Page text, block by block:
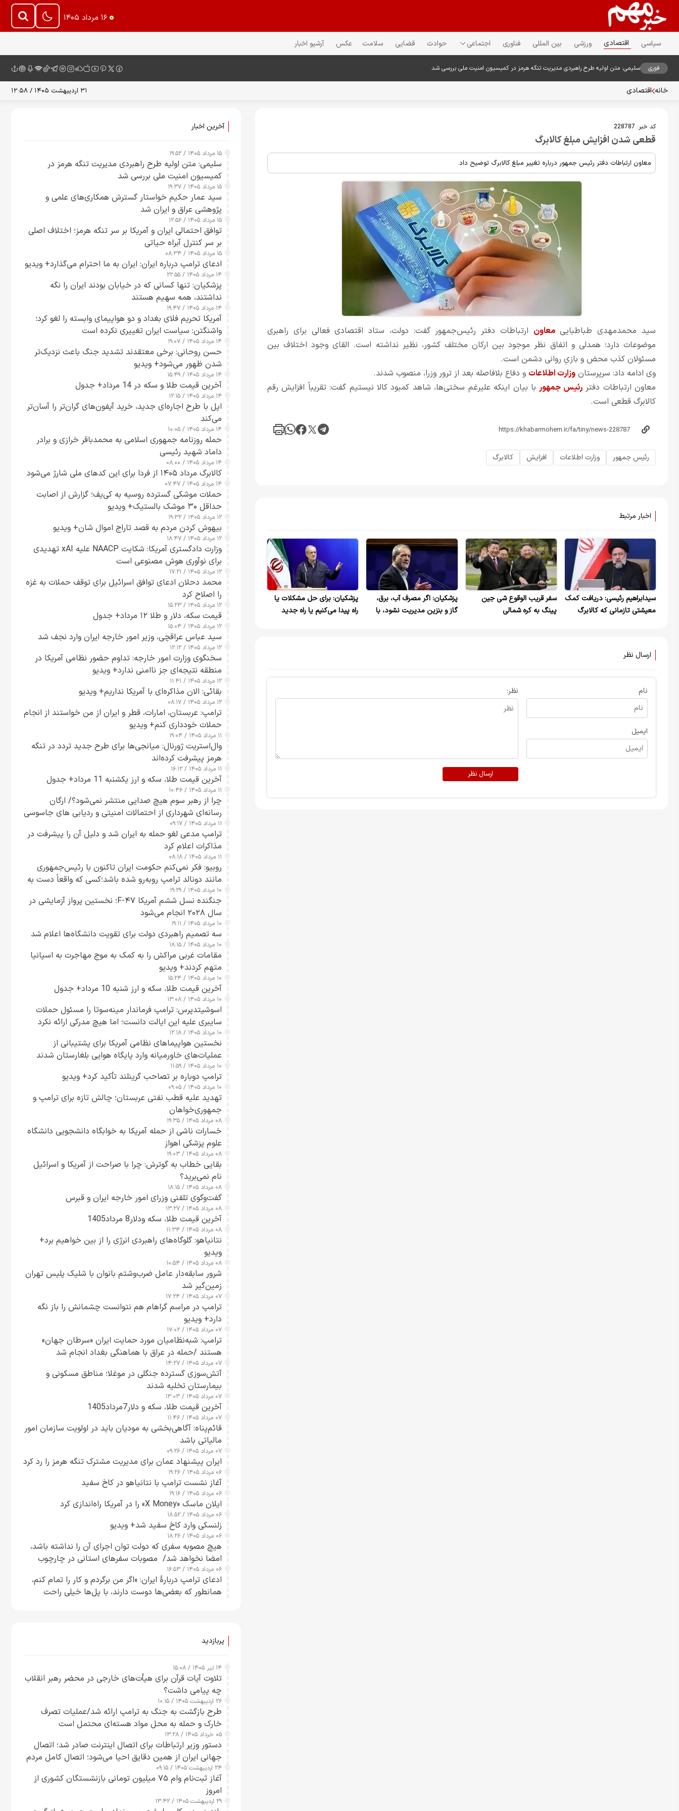
۱۶ مرداد ۱۴۰۵
سیاسی اقتصادی ورزشی بین المللی فناوری اجتماعی حوادث قضایی سلامت عکس آرشیو اخبار
فوری سلیمی: متن اولیه طرح راهبردی مدیریت تنگه هرمز در کمیسیون امنیت ملی بررسی شد
خانه اقتصادی ۳۱ اردیبهشت ۱۴۰۵ / ۱۲:۵۸
کد خبر: 228787
قطعی شدن افزایش مبلغ کالابرگ
معاون ارتباطات دفتر رئیس جمهور درباره تغییر مبلغ کالابرگ توضیح داد.
سید محمدمهدی طباطباییمعاون ارتباطات دفتر رئیس‌جمهور گفت: دولت، ستاد اقتصادی فعالی برای راهبری
موضوعات دارد؛ همدلی و اتفاق نظر موجود بین ارکان مختلف کشور، نظیر نداشته است. القای وجود اختلاف بین
مسئولان کذب محض و بازیِ روانی دشمن است.
وی ادامه داد: سرپرستان وزارت اطلاعات و دفاع بلافاصله بعد از ترور وزرا، منصوب شدند.
معاون ارتباطات دفتررئیس جمهوربا بیان اینکه علیرغم سختی‌ها، شاهد کمبود کالا نیستیم گفت: تقریباً افزایش رقم
کالابرگ قطعی است.
رئیس جمهور وزارت اطلاعات افزایش کالابرگ
اخبار مرتبط
سیدابراهیم رئیسی: دریافت کمک
معیشتی تازمانی که کالابرگ
سفر قریب الوقوع شی جین
پینگ به کره شمالی
پزشکیان: اگر مصرف آب، برق،
گاز و بنزین مدیریت نشود، با
پزشکیان: برای حل مشکلات یا
راه پیدا می‌کنیم یا راه جدید
ارسال نظر
نام
ایمیل
نظر:
ارسال نظر
آخرین اخبار
۱۵ مرداد ۱۴۰۵ / ۱۹:۵۲
سلیمی: متن اولیه طرح راهبردی مدیریت تنگه هرمز در
کمیسیون امنیت ملی بررسی شد
۱۵ مرداد ۱۴۰۵ / ۱۹:۳۷
سید عمار حکیم خواستار گسترش همکاری‌های علمی و
پژوهشی عراق و ایران شد
۱۵ مرداد ۱۴۰۵ / ۱۲:۵۶
توافق احتمالی ایران و آمریکا بر سر تنگه هرمز؛ اختلاف اصلی
بر سر کنترل آبراه حیاتی
۱۵ مرداد ۱۴۰۵ / ۰۸:۳۴
ادعای ترامپ درباره ایران: ایران به ما احترام می‌گذارد+ ویدیو
۱۴ مرداد ۱۴۰۵ / ۲۲:۵۵
پزشکیان: تنها کسانی که در خیابان بودند ایران را نگه
نداشتند، همه سهیم هستند
۱۴ مرداد ۱۴۰۵ / ۱۹:۴۷
آمریکا تحریم فلای بغداد و دو هواپیمای وابسته را لغو کرد؛
واشنگتن: سیاست ایران تغییری نکرده است
۱۴ مرداد ۱۴۰۵ / ۱۹:۰۷
حسن روحانی: برخی معتقدند تشدید جنگ باعث نزدیک‌تر
شدن ظهور می‌شود+ ویدیو
۱۴ مرداد ۱۴۰۵ / ۱۵:۴۹
آخرین قیمت طلا و سکه در 14 مرداد+ جدول
۱۴ مرداد ۱۴۰۵ / ۱۲:۱۵
اپل با طرح اجاره‌ای جدید، خرید آیفون‌های گران‌تر را آسان‌تر
می‌کند
۱۴ مرداد ۱۴۰۵ / ۱۰:۰۵
حمله روزنامه جمهوری اسلامی به محمدباقر خرازی و برادر
داماد شهید رئیسی
۱۴ مرداد ۱۴۰۵ / ۰۸:۰۰
کالابرگ مرداد ۱۴۰۵ از فردا برای این کدهای ملی شارژ می‌شود
۱۴ مرداد ۱۴۰۵ / ۰۷:۴۷
حملات موشکی گسترده روسیه به کی‌یف؛ گزارش از اصابت
حداقل ۳۰ موشک بالستیک+ ویدیو
۱۲ مرداد ۱۴۰۵ / ۱۹:۳۲
بیهوش کردن مردم به قصد تاراج اموال شان+ ویدیو
۱۲ مرداد ۱۴۰۵ / ۱۸:۴۷
وزارت دادگستری آمریکا: شکایت NAACP علیه xAI تهدیدی
برای نوآوری هوش مصنوعی است
۱۲ مرداد ۱۴۰۵ / ۱۷:۲۱
محمد دحلان ادعای توافق اسرائیل برای توقف حملات به غزه
را اصلاح کرد
۱۲ مرداد ۱۴۰۵ / ۱۵:۲۳
قیمت سکه، دلار و طلا ۱۲ مرداد+ جدول
۱۲ مرداد ۱۴۰۵ / ۱۵:۰۴
سید عباس عراقچی، وزیر امور خارجه ایران وارد نجف شد
۱۲ مرداد ۱۴۰۵ / ۱۲:۱۲
سخنگوی وزارت امور خارجه: تداوم حضور نظامی آمریکا در
منطقه نتیجه‌ای جز ناامنی ندارد+ ویدیو
۱۲ مرداد ۱۴۰۵ / ۱۱:۴۱
بقائی: الان مذاکره‌ای با آمریکا نداریم+ ویدیو
۱۲ مرداد ۱۴۰۵ / ۰۸:۱۷
ترامپ: عربستان، امارات، قطر و ایران از من خواستند از انجام
حملات خودداری کنم+ ویدیو
۱۱ مرداد ۱۴۰۵ / ۱۹:۰۴
وال‌استریت ژورنال: میانجی‌ها برای طرح جدید تردد در تنگه
هرمز پیشرفت کرده‌اند
۱۱ مرداد ۱۴۰۵ / ۱۶:۱۲
آخرین قیمت طلا، سکه و ارز یکشنبه 11 مرداد+ جدول
۱۱ مرداد ۱۴۰۵ / ۱۰:۴۶
چرا از رهبر سوم هیچ صدایی منتشر نمی‌شود؟/ ارگان
رسانه‌ای شهرداری از احتمالات امنیتی و ردیابی های جاسوسی
گفت
۱۱ مرداد ۱۴۰۵ / ۰۹:۱۷
ترامپ مدعی لغو حمله به ایران شد و دلیل آن را پیشرفت در
مذاکرات اعلام کرد
۱۱ مرداد ۱۴۰۵ / ۰۸:۱۸
روبیو: فکر نمی‌کنم حکومت ایران تاکنون با رئیس‌جمهوری
مانند دونالد ترامپ روبه‌رو شده باشد؛کسی که واقعاً دست به
اقدام می‌زند
۱۰ مرداد ۱۴۰۵ / ۱۹:۲۹
جنگنده نسل ششم آمریکا F-۴۷؛ نخستین پرواز آزمایشی در
سال ۲۰۲۸ انجام می‌شود
۱۰ مرداد ۱۴۰۵ / ۱۹:۱۱
سه تصمیم راهبردی دولت برای تقویت دانشگاه‌ها اعلام شد
۱۰ مرداد ۱۴۰۵ / ۱۸:۱۵
مقامات غربی مراکش را به کمک به موج مهاجرت به اسپانیا
متهم کردند+ ویدیو
۱۰ مرداد ۱۴۰۵ / ۱۵:۲۴
آخرین قیمت طلا، سکه و ارز شنبه 10 مرداد+ جدول
۱۰ مرداد ۱۴۰۵ / ۱۳:۰۸
اسوشیتدپرس: ترامپ فرماندار مینه‌سوتا را مسئول حملات
سایبری علیه این ایالت دانست؛ اما هیچ مدرکی ارائه نکرد
۱۰ مرداد ۱۴۰۵ / ۱۲:۱۸
نخستین هواپیماهای نظامی آمریکا برای پشتیبانی از
عملیات‌های خاورمیانه وارد پایگاه هوایی بلغارستان شدند
۱۰ مرداد ۱۴۰۵ / ۱۱:۵۹
ترامپ دوباره بر تصاحب گرینلند تأکید کرد+ ویدیو
۱۰ مرداد ۱۴۰۵ / ۰۹:۰۵
تهدید علیه قطب نفتی عربستان؛ چالش تازه برای ترامپ و
جمهوری‌خواهان
۰۸ مرداد ۱۴۰۵ / ۱۹:۳۵
خسارات ناشی از حمله آمریکا به خوابگاه دانشجویی دانشگاه
علوم پزشکی اهواز
۰۸ مرداد ۱۴۰۵ / ۱۹:۰۳
بقایی خطاب به گوترش: چرا با صراحت از آمریکا و اسرائیل
نام نمی‌برید؟
۰۸ مرداد ۱۴۰۵ / ۱۸:۱۵
گفت‌وگوی تلفنی وزرای امور خارجه ایران و قبرس
۰۸ مرداد ۱۴۰۵ / ۱۳:۲۷
آخرین قیمت طلا، سکه ودلار8 مرداد1405
۰۸ مرداد ۱۴۰۵ / ۱۱:۳۴
نتانیاهو: گلوگاه‌های راهبردی انرژی را از بین خواهیم برد+
ویدیو
۰۸ مرداد ۱۴۰۵ / ۱۰:۵۴
شرور سابقه‌دار عامل ضرب‌وشتم بانوان با شلیک پلیس تهران
زمین‌گیر شد
۰۷ مرداد ۱۴۰۵ / ۱۷:۲۴
ترامپ در مراسم گراهام هم نتوانست چشمانش را باز نگه
دارد+ ویدیو
۰۷ مرداد ۱۴۰۵ / ۱۷:۰۲
ترامپ: شبه‌نظامیان مورد حمایت ایران «سرطان جهان»
هستند /حمله در عراق با هماهنگی بغداد انجام شد
۰۷ مرداد ۱۴۰۵ / ۱۴:۲۷
آتش‌سوزی گسترده جنگلی در موغلا؛ مناطق مسکونی و
بیمارستان تخلیه شدند
۰۷ مرداد ۱۴۰۵ / ۱۳:۰۳
آخرین قیمت طلا، سکه و دلار7مرداد1405
۰۷ مرداد ۱۴۰۵ / ۱۱:۴۶
قائم‌پناه: آگاهی‌بخشی به مودیان باید در اولویت سازمان امور
مالیاتی باشد
۰۷ مرداد ۱۴۰۵ / ۰۹:۲۶
ایران پیشنهاد عمان برای مدیریت مشترک تنگه هرمز را رد کرد
۰۶ مرداد ۱۴۰۵ / ۱۹:۲۶
آغاز نشست ترامپ با نتانیاهو در کاخ سفید
۰۶ مرداد ۱۴۰۵ / ۱۹:۱۶
ایلان ماسک «X Money» را در آمریکا راه‌اندازی کرد
۰۶ مرداد ۱۴۰۵ / ۱۸:۵۲
زلنسکی وارد کاخ سفید شد+ ویدیو
۰۶ مرداد ۱۴۰۵ / ۱۸:۲۶
هیچ مصوبه سفری که دولت توان اجرای آن را نداشته باشد،
امضا نخواهد شد/ مصوبات سفرهای استانی در چارچوب
قانون بودجه است+ عکس
۰۶ مرداد ۱۴۰۵ / ۱۶:۵۳
ادعای ترامپ دربارهٔ ایران: «اگر من برگردم و کار را تمام کنم،
همانطور که بعضی‌ها دوست دارند، با پل‌ها خیلی راحت
پربازدید
۱۴ تیر ۱۴۰۵ / ۱۵:۰۸
تلاوت آیات قرآن برای هیأت‌های خارجی در محضر رهبر انقلاب
چه پیامی داشت؟
۲۶ اردیبهشت ۱۴۰۵ / ۱۰:۱۵
طرح‌ بازگشت به جنگ به ترامپ ارائه شد/عملیات تصرف
خارک و حمله به محل مواد هسته‌ای محتمل است
۰۵ خرداد ۱۴۰۵ / ۱۳:۲۸
دستور وزیر ارتباطات برای اتصال اینترنت صادر شد؛ اتصال
جهانی ایران از همین دقایق احیا می‌شود؛ اتصال کامل مردم
تا ۲۴ ساعت آینده
۲۴ اردیبهشت ۱۴۰۵ / ۰۹:۱۵
آغاز ثبت‌نام وام ۷۵ میلیون تومانی بازنشستگان کشوری از
امروز
۲۹ اردیبهشت ۱۴۰۵ / ۱۳:۴۲